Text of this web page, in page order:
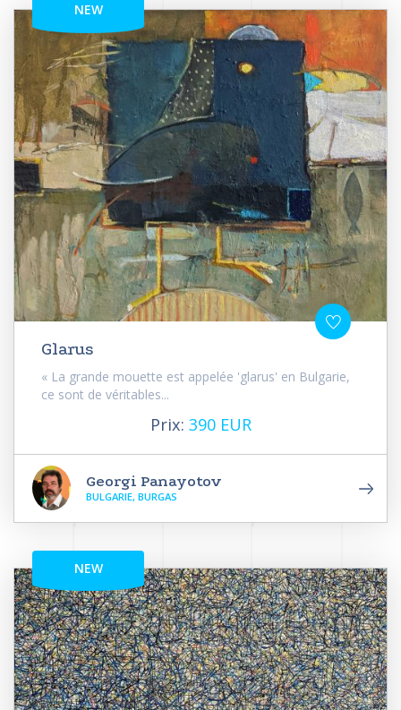
NEW
Glarus
« La grande mouette est appelée 'glarus' en Bulgarie,
ce sont de véritables...
Prix: 390 EUR
Georgi Panayotov
BULGARIE, BURGAS
NEW